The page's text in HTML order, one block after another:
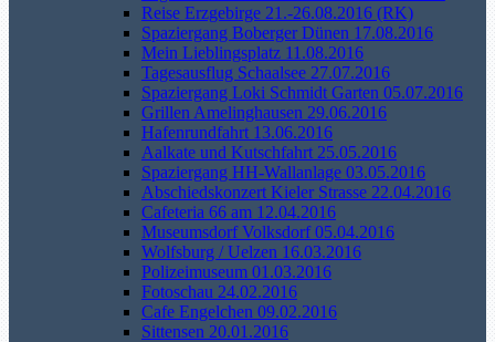
Reise Erzgebirge 21.-26.08.2016 (RK)
Spaziergang Boberger Dünen 17.08.2016
Mein Lieblingsplatz 11.08.2016
Tagesausflug Schaalsee 27.07.2016
Spaziergang Loki Schmidt Garten 05.07.2016
Grillen Amelinghausen 29.06.2016
Hafenrundfahrt 13.06.2016
Aalkate und Kutschfahrt 25.05.2016
Spaziergang HH-Wallanlage 03.05.2016
Abschiedskonzert Kieler Strasse 22.04.2016
Cafeteria 66 am 12.04.2016
Museumsdorf Volksdorf 05.04.2016
Wolfsburg / Uelzen 16.03.2016
Polizeimuseum 01.03.2016
Fotoschau 24.02.2016
Cafe Engelchen 09.02.2016
Sittensen 20.01.2016